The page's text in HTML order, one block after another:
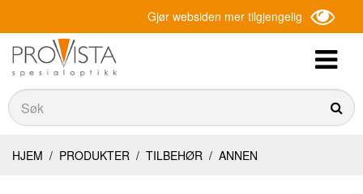
Gjør websiden mer tilgjengelig
Søk
Søk
HJEM / PRODUKTER / TILBEHØR / ANNEN